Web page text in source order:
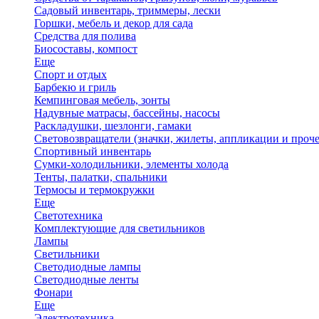
Садовый инвентарь, триммеры, лески
Горшки, мебель и декор для сада
Средства для полива
Биосоставы, компост
Еще
Спорт и отдых
Барбекю и гриль
Кемпинговая мебель, зонты
Надувные матрасы, бассейны, насосы
Раскладушки, шезлонги, гамаки
Световозвращатели (значки, жилеты, аппликации и
Спортивный инвентарь
Сумки-холодильники, элементы холода
Тенты, палатки, спальники
Термосы и термокружки
Еще
Светотехника
Комплектующие для светильников
Лампы
Светильники
Светодиодные лампы
Светодиодные ленты
Фонари
Еще